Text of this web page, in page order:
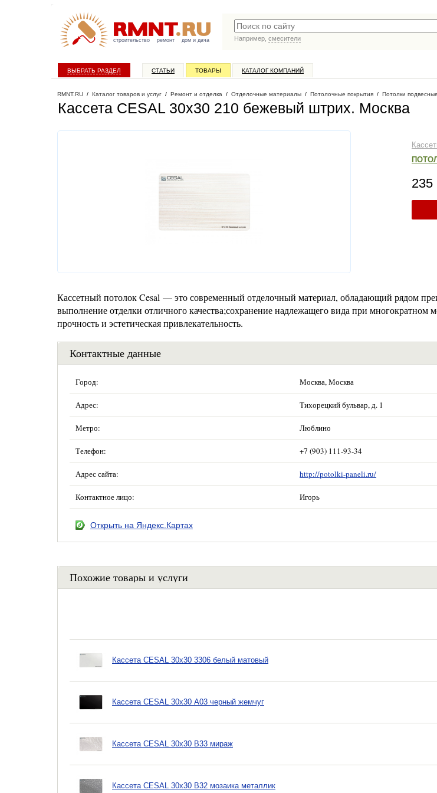
строительство ремонт дом и дача
Например, смесители
ВЫБРАТЬ РАЗДЕЛ СТАТЬИ ТОВАРЫ КАТАЛОГ КОМПАНИЙ
RMNT.RU / Каталог товаров и услуг / Ремонт и отделка / Отделочные материалы / Потолочные покрытия / Потолки подвесные
Кассета CESAL 30х30 210 бежевый штрих. Москва
235
Кассетный потолок Cesal — это современный отделочный материал, обладающий рядом
выполнение отделки отличного качества;сохранение надлежащего вида при многократном
прочность и эстетическая привлекательность.
Контактные данные
Город: Москва, Москва
Адрес: Тихорецкий бульвар, д. 1
Метро: Люблино
Телефон: +7 (903) 111-93-34
Адрес сайта: http://potolki-paneli.ru/
Контактное лицо: Игорь
Открыть на Яндекс.Картах
Похожие товары и услуги
Кассета CESAL 30х30 3306 белый матовый
Кассета CESAL 30х30 A03 черный жемчуг
Кассета CESAL 30х30 B33 мираж
Кассета CESAL 30х30 B32 мозаика металлик